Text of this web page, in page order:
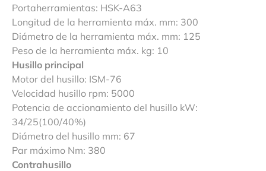
Portaherramientas: HSK-A63
Longitud de la herramienta máx. mm: 300
Diámetro de la herramienta máx. mm: 125
Peso de la herramienta máx. kg: 10
Husillo principal
Motor del husillo: ISM-76
Velocidad husillo rpm: 5000
Potencia de accionamiento del husillo kW:
34/25(100/40%)
Diámetro del husillo mm: 67
Par máximo Nm: 380
Contrahusillo